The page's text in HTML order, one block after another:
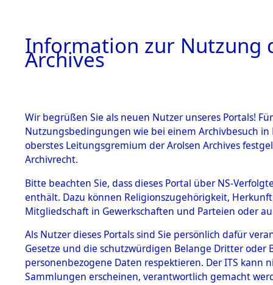
BESTÄNDE
1.
mente
5. Verschiedenes
5.3
Todesmärsche
Information zur Nutzung
Archives
Wir begrüßen Sie als neuen Nutzer unseres Portals!
Nutzungsbedingungen wie bei einem Archivbesuch
oberstes Leitungsgremium der Arolsen Archives
Archivrecht.
Bitte beachten Sie, dass dieses Portal über NS-
enthält. Dazu können Religionszugehörigkeit,
Mitgliedschaft in Gewerkschaften und Parteien oder
Als Nutzer dieses Portals sind Sie persönlich dafür
Gesetze und die schutzwürdigen Belange Dritter
personenbezogene Daten respektieren. Der ITS
Sammlungen erscheinen, verantwortlich gemacht